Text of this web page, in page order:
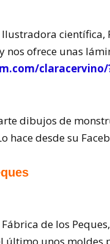
Ilustradora
nos ofrece unas
claracervino/
dibujos de
hace desde su
de los